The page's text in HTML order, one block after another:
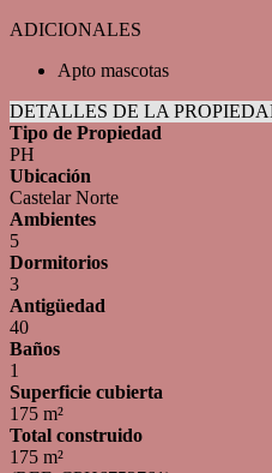
ADICIONALES
Apto mascotas
DETALLES DE LA
Tipo de Propiedad
PH
Ubicación
Castelar Norte
Ambientes
5
Dormitorios
3
Antigüedad
40
Baños
1
Superficie cubierta
175 m²
Total construido
175 m²